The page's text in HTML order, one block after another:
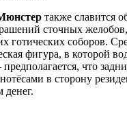
также славится
сточных
готических соборов.
фигура, в которой
что
в сторону
денег.